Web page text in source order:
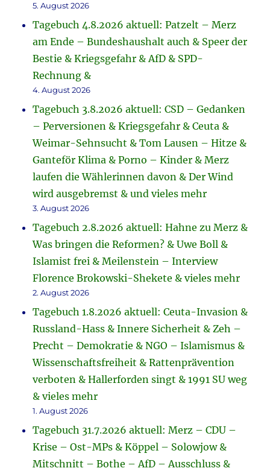
5. August 2026
Tagebuch 4.8.2026 aktuell: Patzelt – Merz
am Ende – Bundeshaushalt auch & Speer der
Bestie & Kriegsgefahr & AfD & SPD-
Rechnung &
4. August 2026
Tagebuch 3.8.2026 aktuell: CSD – Gedanken
– Perversionen & Kriegsgefahr & Ceuta &
Weimar-Sehnsucht & Tom Lausen – Hitze &
Ganteför Klima & Porno – Kinder & Merz
laufen die Wählerinnen davon & Der Wind
wird ausgebremst & und vieles mehr
3. August 2026
Tagebuch 2.8.2026 aktuell: Hahne zu Merz &
Was bringen die Reformen? & Uwe Boll &
Islamist frei & Meilenstein – Interview
Florence Brokowski-Shekete & vieles mehr
2. August 2026
Tagebuch 1.8.2026 aktuell: Ceuta-Invasion &
Russland-Hass & Innere Sicherheit & Zeh –
Precht – Demokratie & NGO – Islamismus &
Wissenschaftsfreiheit & Rattenprävention
verboten & Hallerforden singt & 1991 SU weg
& vieles mehr
1. August 2026
Tagebuch 31.7.2026 aktuell: Merz – CDU –
Krise – Ost-MPs & Köppel – Solowjow &
Mitschnitt – Bothe – AfD – Ausschluss &